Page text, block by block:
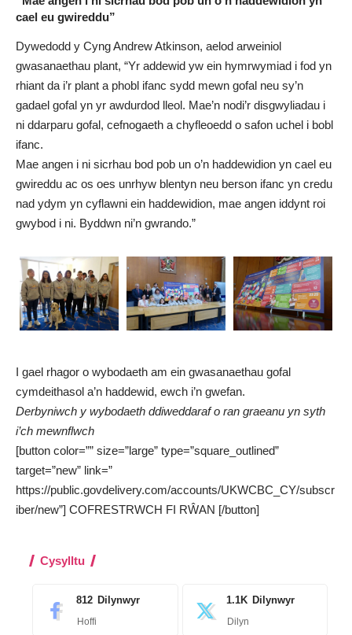
cael eu gwireddu”
Dywedodd y Cyng Andrew Atkinson, aelod arweiniol
gwasanaethau plant, “Yr addewid yw ein hymrwymiad i fod yn
rhiant da i’r plant a phobl ifanc sydd mewn gofal neu sy’n
gadael gofal yn yr awdurdod lleol. Mae’n nodi’r disgwyliadau i
ni ddarparu gofal, cefnogaeth a chyfleoedd o safon uchel i bobl
ifanc.
Mae angen i ni sicrhau bod pob un o’n haddewidion yn cael eu
gwireddu ac os oes unrhyw blentyn neu berson ifanc yn credu
nad ydym yn cyflawni ein haddewidion, mae angen iddynt roi
gwybod i ni. Byddwn ni’n gwrando.”
I gael rhagor o wybodaeth am ein gwasanaethau gofal
cymdeithasol a’n haddewid, ewch i’n gwefan.
Derbyniwch y wybodaeth ddiweddaraf o ran graeanu yn syth
i’ch mewnflwch
[button color=”” size=”large” type=”square_outlined”
target=”new” link=”
https://public.govdelivery.com/accounts/UKWCBC_CY/subscr
iber/new”] COFRESTRWCH FI RŴAN [/button]
Cysylltu
812 Dilynwyr
Hoffi
1.1K Dilynwyr
Dilyn